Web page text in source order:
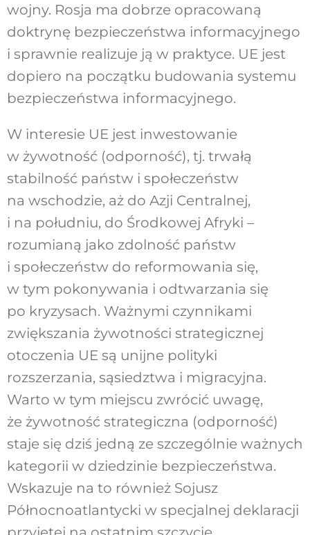
wojny. Rosja ma dobrze opracowaną
doktrynę bezpieczeństwa informacyjnego
i sprawnie realizuje ją w praktyce. UE jest
dopiero na początku budowania systemu
bezpieczeństwa informacyjnego.
W interesie UE jest inwestowanie
w żywotność (odporność), tj. trwałą
stabilność państw i społeczeństw
na wschodzie, aż do Azji Centralnej,
i na południu, do Środkowej Afryki –
rozumianą jako zdolność państw
i społeczeństw do reformowania się,
w tym pokonywania i odtwarzania się
po kryzysach. Ważnymi czynnikami
zwiększania żywotności strategicznej
otoczenia UE są unijne polityki
rozszerzania, sąsiedztwa i migracyjna.
Warto w tym miejscu zwrócić uwagę,
że żywotność strategiczna (odporność)
staje się dziś jedną ze szczególnie ważnych
kategorii w dziedzinie bezpieczeństwa.
Wskazuje na to również Sojusz
Północnoatlantycki w specjalnej deklaracji